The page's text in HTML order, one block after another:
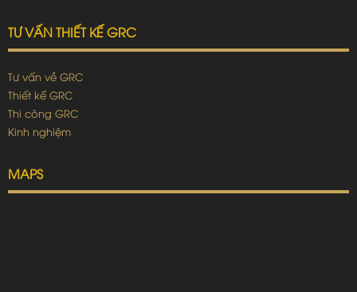
TƯ VẤN THIẾT KẾ GRC
Tư vấn về GRC
Thiết kế GRC
Thi công GRC
Kinh nghiệm
MAPS